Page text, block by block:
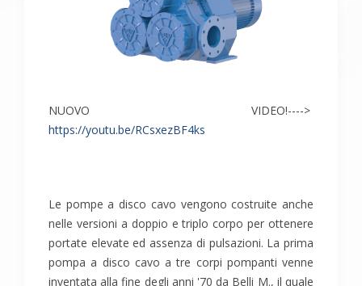
NUOVO VIDEO!---->
https://youtu.be/RCsxezBF4ks
Le pompe a disco cavo vengono costruite anche
nelle versioni a doppio e triplo corpo per ottenere
portate elevate ed assenza di pulsazioni. La prima
pompa a disco cavo a tre corpi pompanti venne
inventata alla fine degli anni '70 da Belli M., il quale